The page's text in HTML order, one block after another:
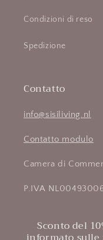
Condizioni di reso
Spedizione
Contatto
info@sisiliving.nl
Contatto modulo
Camera di
P.IVA
Sconto del